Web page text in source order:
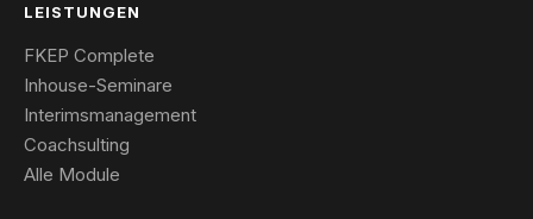
LEISTUNGEN
FKEP Complete
Inhouse-Seminare
Interimsmanagement
Coachsulting
Alle Module